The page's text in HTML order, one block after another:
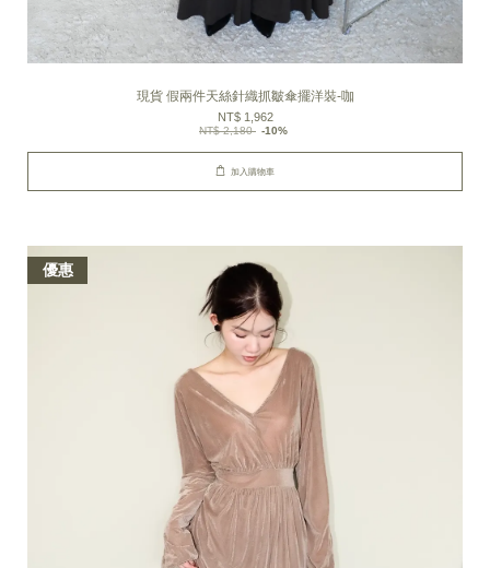
現貨 假兩件天絲針織抓皺傘擺洋裝-咖
NT$ 1,962
NT$ 2,180 -10%
加入購物車
優惠